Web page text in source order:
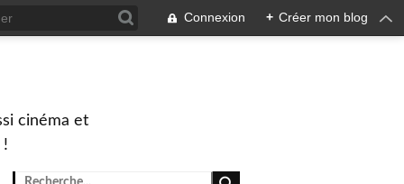
Connexion + Créer mon blog
cinéma et
!